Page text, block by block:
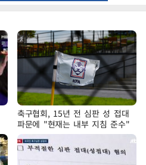
축구협회, 15년 전 심판 성 접대
파문에 "현재는 내부 지침 준수"